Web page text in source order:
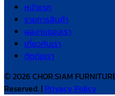
หน้าแรก
รายการสินค้า
ผลงานของเรา
เกี่ยวกับเรา
ติดต่อเรา
© 2026 CHOR.SIAM
Reserved. | Privacy Policy